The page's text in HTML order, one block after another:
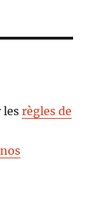
lesrègles de